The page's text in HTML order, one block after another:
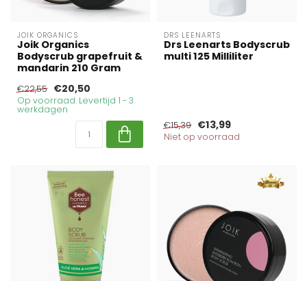
JOIK ORGANICS
Joik Organics
Bodyscrub grapefruit &
mandarin 210 Gram
€22,55 €20,50
Op voorraad. Levertijd 1 - 3
werkdagen
DRS LEENARTS
Drs Leenarts Bodyscrub
multi 125 Milliliter
€15,39 €13,99
Niet op voorraad